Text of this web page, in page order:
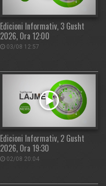
Edicioni Informativ, 3 Gusht
2026, Ora 12:00
03/08 12:57
Edicioni Informativ, 2 Gusht
2026, Ora 19:30
02/08 20:04